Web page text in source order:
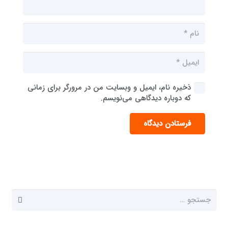
ذخیره نام، ایمیل و وبسایت من در مرورگر برای زمانی
که دوباره دیدگاهی می‌نویسم.
فرستادن دیدگاه
جستجو